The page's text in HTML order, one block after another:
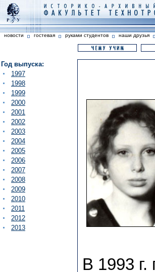
новости гостевая руками студентов наши друзья
Год выпуска:
1997
1998
1999
2000
2001
2002
2003
2004
2005
2006
2007
2008
2009
2010
2011
2012
2013
В 1993 г.